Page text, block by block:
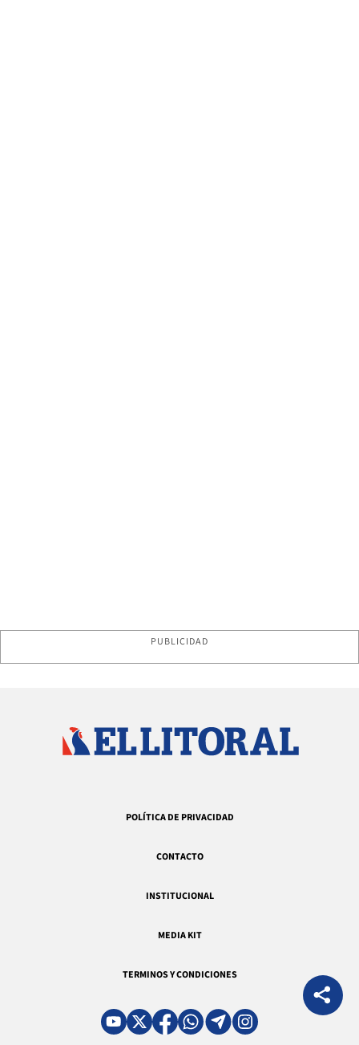
PUBLICIDAD
POLÍTICA DE PRIVACIDAD
CONTACTO
INSTITUCIONAL
MEDIA KIT
TERMINOS Y CONDICIONES